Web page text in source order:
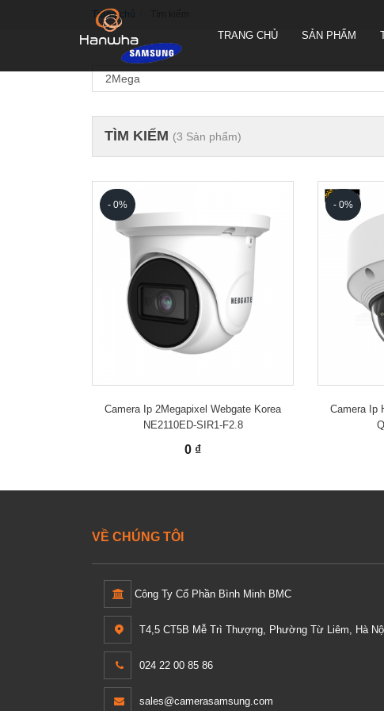
TRANG CHỦ SẢN PHẨM
CAMERA QUAY QUYÉT PTZ
TRUEN HÀN QUỐC
CAMERA THÂN TRUEN HÀN
CAMERA ỐP TRẦN TRUEN
HÀN QUỐC
Trang chủ
TÌM KIẾM (3 Sản phẩm)
- 0%
Camera Ip 2Megapixel Webgate Korea
NE2110ED-SIR1-F2.8
0 ₫
- 0%
Camera Ip
VỀ CHÚNG TÔI
Công Ty Cổ Phần Bình Minh BMC
T4,5 CT5B Mễ Trì Thượng, Phường Từ Liêm, Hà
024 22 00 85 86
sales@camerasamsung.com